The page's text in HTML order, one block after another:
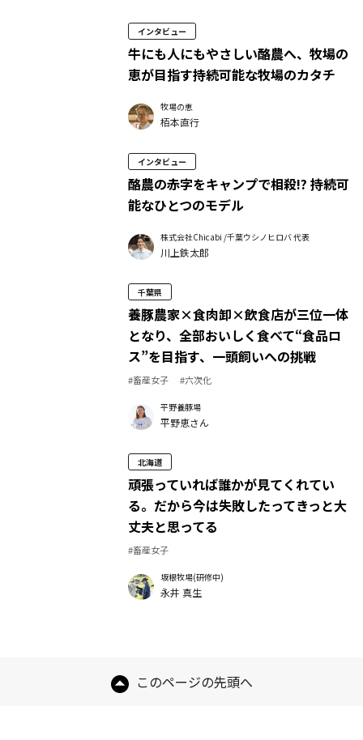
インタビュー
牛にも人にもやさしい酪農へ、牧場の
恵が目指す持続可能な牧場のカタチ
牧場の恵
栢本直行
インタビュー
酪農の赤字をキャンプで相殺!? 持続可
能なひとつのモデル
株式会社Chicabi /千葉ウシノヒロバ 代表
川上鉄太郎
千葉県
養豚農家×食肉卸×飲食店が三位一体
となり、全部おいしく食べて“食品ロ
ス”を目指す、一頭飼いへの挑戦
#畜産女子 #六次化
平野養豚場
平野恵さん
北海道
頑張っていれば誰かが見てくれてい
る。だから今は失敗したってきっと大
丈夫と思ってる
#畜産女子
坂根牧場(研修中)
永井 真生
このページの先頭へ